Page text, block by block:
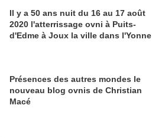
Il y a 50 ans nuit du 16 au 17 août
2020 l'atterrissage ovni à Puits-
d'Edme à Joux la ville dans l'Yonne
Présences des autres mondes le
nouveau blog ovnis de Christian
Macé